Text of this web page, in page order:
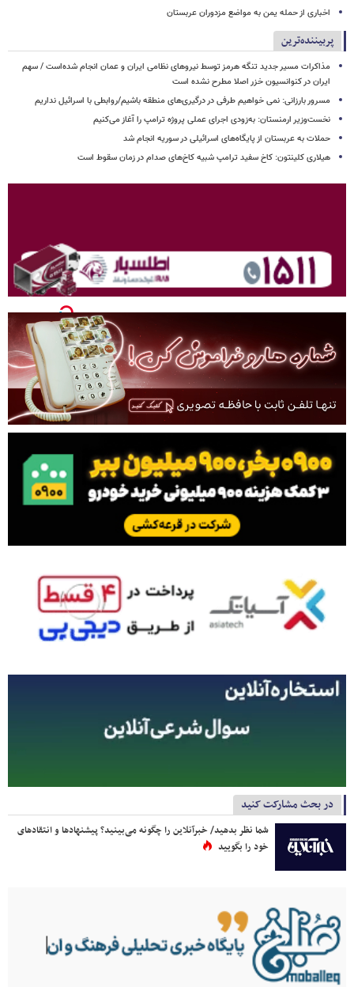
اخباری از حمله یمن به مواضع مزدوران عربستان
پربیننده‌ترین
مذاکرات مسیر جدید تنگه هرمز توسط نیروهای نظامی ایران و عمان انجام شده‌است / سهم
ایران در کنوانسیون خزر اصلا مطرح نشده است
مسرور بارزانی: نمی خواهیم طرفی در درگیری‌های منطقه باشیم/روابطی با اسرائیل نداریم
نخست‌وزیر ارمنستان: به‌زودی اجرای عملی پروژه ترامپ را آغاز می‌کنیم
حملات به عربستان از پایگاه‌های اسرائیلی در سوریه انجام شد
هیلاری کلینتون: کاخ سفید ترامپ شبیه کاخ‌های صدام در زمان سقوط است
در بحث مشارکت کنید
شما نظر بدهید/ خبرآنلاین را چگونه می‌بینید؟ پیشنهادها و انتقادهای
خود را بگویید